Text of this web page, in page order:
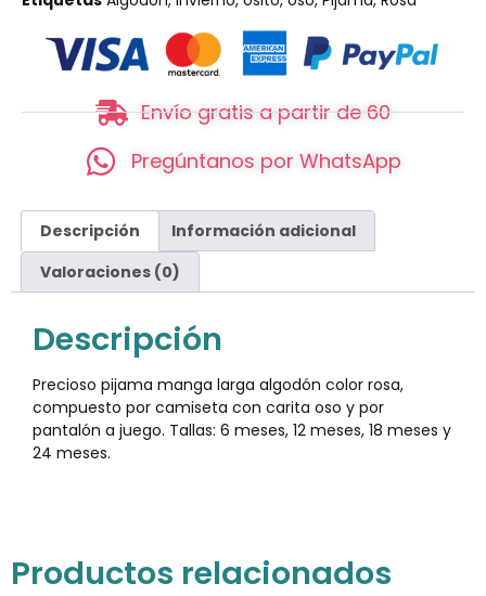
Envío gratis a partir de 60
Pregúntanos por WhatsApp
Descripción
Información adicional
Valoraciones (0)
Descripción
Precioso pijama manga larga algodón color rosa,
compuesto por camiseta con carita oso y por
pantalón a juego. Tallas: 6 meses, 12 meses, 18 meses y
24 meses.
Productos relacionados